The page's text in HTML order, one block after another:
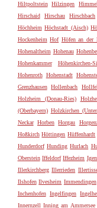
Hiltpoltstein
Hilzingen
Hirschaid
Hirschau Hirschbach
Höchheim Höchstadt (Aisch)
Hockenheim Hof Höfen an der
Hohenaltheim Hohenau
Hohenkammer
Höhenkirchen-
Hohenroth Hohenstadt
Grenzhausen
Hollenbach
Holzheim (Donau-Ries)
(Oberbayern) Holzkirchen
Neckar Horben Horgau
Hoßkirch Höttingen Hüffenhardt
Hunderdorf Hunding Hurlach
Oberstein Iffeldorf Iffezheim
Illerkirchberg Illerrieden
Ilshofen Ilvesheim Immendingen
Inchenhofen Ingelfingen
Innernzell Inning am Ammersee